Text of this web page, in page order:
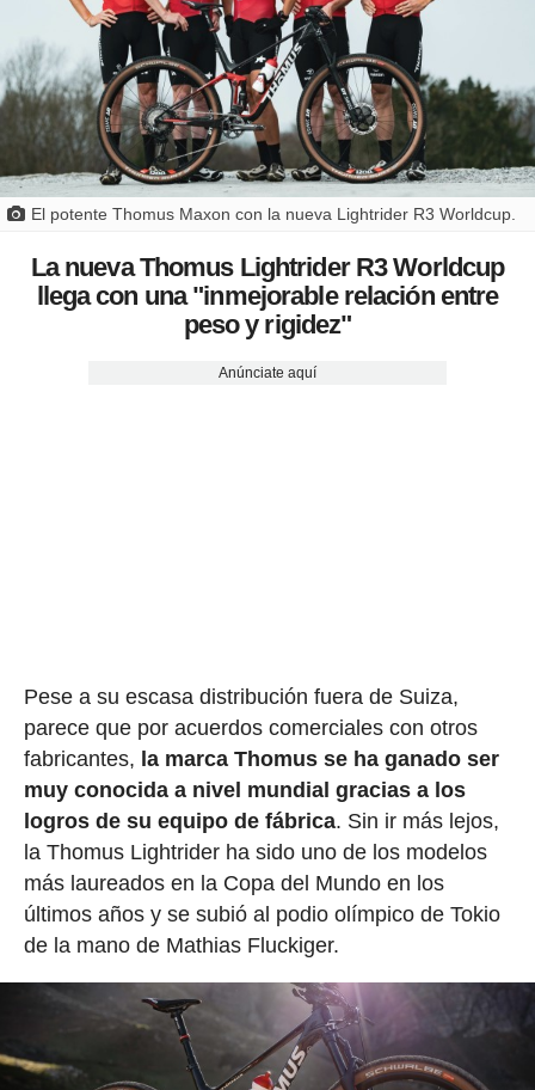
El potente Thomus Maxon con la nueva Lightrider R3 Worldcup.
La nueva Thomus Lightrider R3 Worldcup
llega con una "inmejorable relación entre
peso y rigidez"
Anúnciate aquí
Pese a su escasa distribución fuera de Suiza,
parece que por acuerdos comerciales con otros
fabricantes, la marca Thomus se ha ganado ser
muy conocida a nivel mundial gracias a los
logros de su equipo de fábrica. Sin ir más lejos,
la Thomus Lightrider ha sido uno de los modelos
más laureados en la Copa del Mundo en los
últimos años y se subió al podio olímpico de Tokio
de la mano de Mathias Fluckiger.